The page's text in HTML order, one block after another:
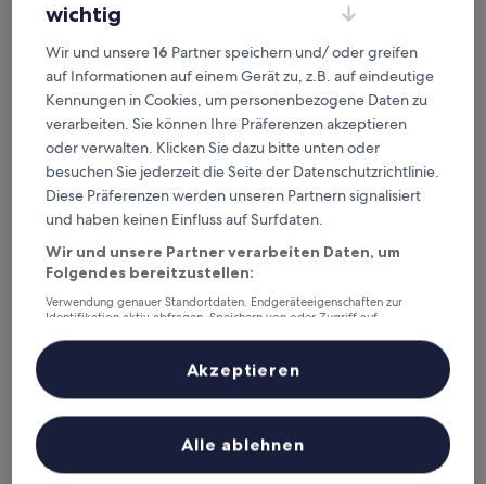
Best Western Plus Arosa Hotel
Best Western Plus Arosa Hotel
4.0-
Sterne-
Unterkunft
14,9 km von Flughafen Paderborn-Lippstadt (PAD) entfernt
von
(392
30. Aug.–31. Aug.
Hotel Vivendi
wichtig
Wir und unsere16 Partner speichern und/ oder greifen
auf Informationen auf einem Gerät zu, z.B. auf eindeutige
Kennungen in Cookies, um personenbezogene Daten zu
verarbeiten. Sie können Ihre Präferenzen akzeptieren
oder verwalten. Klicken Sie dazu bitte unten oder
besuchen Sie jederzeit die Seite der Datenschutzrichtlinie.
Diese Präferenzen werden unseren Partnern signalisiert
und haben keinen Einfluss auf Surfdaten.
Wir und unsere Partner verarbeiten Daten, um
Folgendes bereitzustellen:
Verwendung genauer Standortdaten. Endgeräteeigenschaften zur
Identifikation aktiv abfragen. Speichern von oder Zugriff auf
Inhalte, Messung von Werbeleistung und der Performance von Inhalten,
Zielgruppenforschung sowie Entwicklung und Verbesserung von
Liste der Partner (Lieferanten)
Alle ablehnen
Akzeptieren